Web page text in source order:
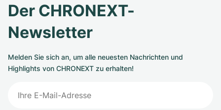
Der CHRONEXT-
Newsletter
Melden Sie sich an, um alle neuesten Nachrichten und
Highlights von CHRONEXT zu erhalten!